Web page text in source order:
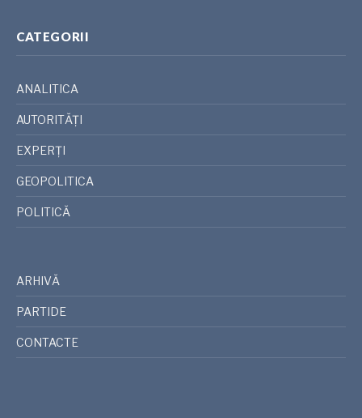
CATEGORII
ANALITICA
AUTORITĂȚI
EXPERȚI
GEOPOLITICA
POLITICĂ
ARHIVĂ
PARTIDE
CONTACTE